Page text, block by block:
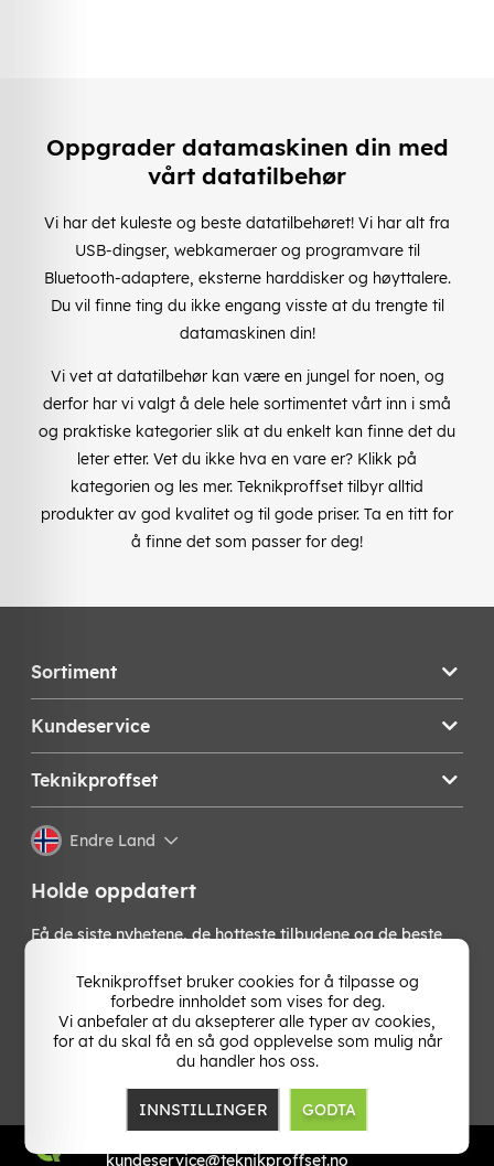
Oppgrader datamaskinen din med
vårt datatilbehør
Vi har det kuleste og beste datatilbehøret! Vi har alt fra
USB-dingser, webkameraer og programvare til
Bluetooth-adaptere, eksterne harddisker og høyttalere.
Du vil finne ting du ikke engang visste at du trengte til
datamaskinen din!
Vi vet at datatilbehør kan være en jungel for noen, og
derfor har vi valgt å dele hele sortimentet vårt inn i små
og praktiske kategorier slik at du enkelt kan finne det du
leter etter. Vet du ikke hva en vare er? Klikk på
kategorien og les mer. Teknikproffset tilbyr alltid
produkter av god kvalitet og til gode priser. Ta en titt for
å finne det som passer for deg!
Sortiment
Kundeservice
Teknikproffset
Endre Land
Holde oppdatert
Få de siste nyhetene, de hotteste tilbudene og de beste
nyhetsbrev!
OK
kundeservice@teknikproffset.no
Teknikproffset bruker cookies for å tilpasse og
forbedre innholdet som vises for deg.
Vi anbefaler at du aksepterer alle typer av cookies,
for at du skal få en så god opplevelse som mulig når
du handler hos oss.
INNSTILLINGER GODTA